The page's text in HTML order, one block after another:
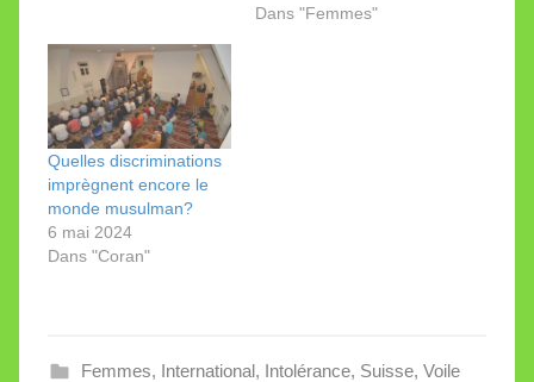
difficilement
Dans "Femmes"
Quelles discriminations
imprègnent encore le
monde musulman?
6 mai 2024
Dans "Coran"
Femmes, International, Intolérance, Suisse, Voile